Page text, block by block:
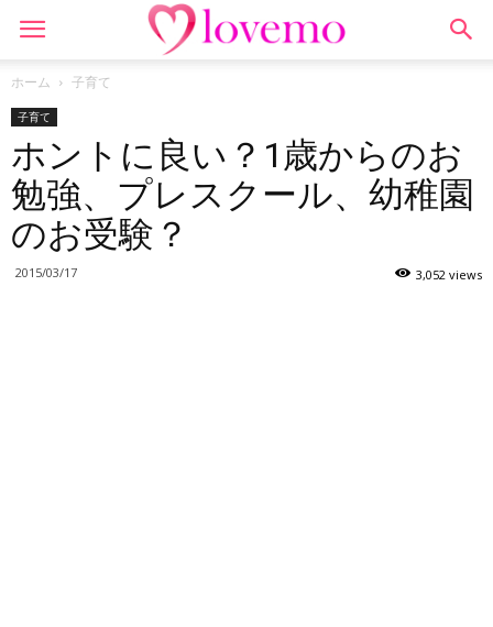
ホーム 子育て
子育て
ホントに良い？1歳からのお
勉強、プレスクール、幼稚園
のお受験？
2015/03/17 3,052 views